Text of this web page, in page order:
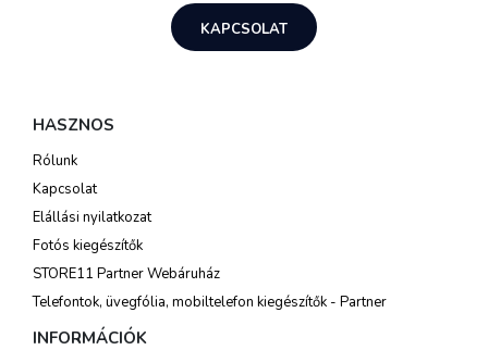
KAPCSOLAT
HASZNOS
Rólunk
Kapcsolat
Elállási nyilatkozat
Fotós kiegészítők
STORE11 Partner Webáruház
Telefontok, üvegfólia, mobiltelefon kiegészítők - Partner
INFORMÁCIÓK